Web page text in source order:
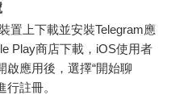
置上下載並安裝Telegram應
Play商店下載，iOS使用者
啟應用後，選擇“開始聊
註冊。